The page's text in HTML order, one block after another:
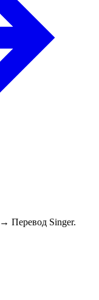
→ Перевод Singer.